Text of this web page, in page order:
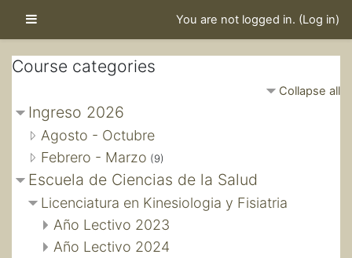
You are not logged in. (Log in)
Course categories
Collapse all
Ingreso 2026
Agosto - Octubre
Febrero - Marzo (9)
Escuela de Ciencias de la Salud
Licenciatura en Kinesiologia y Fisiatria
Año Lectivo 2023
Año Lectivo 2024